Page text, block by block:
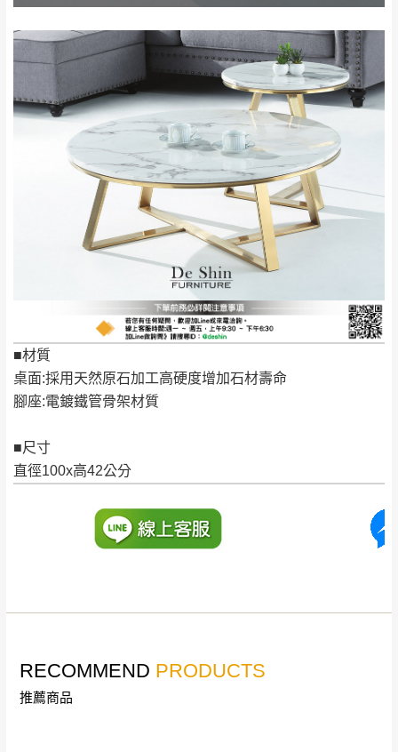
■材質
桌面:採用天然原石加工高硬度增加石材壽命
腳座:電鍍鐵管骨架材質
■尺寸
直徑100x高42公分
運費
$ 9,000以下：
NT$500元
＊A108產品另收運費
基隆山區
$ 9,000以上：免
運費
$ 9,000以下：
NT$500元
＊A108產品另收運費
卓蘭鎮、三灣、通
霄山區、西湖、泰
安鄉、大湖鄉、頭
屋、獅潭鄉
配送天數：5~14天
到貨時間：指定送貨日當天以電話聯絡確認
台北市、新北市地區固定每周(三)、(日)兩天收送貨
暫無配送地區：
（可於LINE線上詢問 →
@dershin
。
因大型傢俱有組裝、配送的問題，並非一般
快速到貨商品，無法指定特定時間送達，司
機當天到貨前皆會再與您通知，讓你不用整
天在家等貨，以節省您的寶貴時間。
由於百貨公司配送較為不易，故暫無法配送
至百貨公司內部。
發票寄送：
若您選擇三聯式或索取兩聯式發票，發票將於商品
完成出貨15個工作天另行寄出，另外約加上2~7個
工作天內送達，如遇國定假日將順延寄送。
退換貨說明：
若收到不良品，請於到貨日起七日內通知本
公司客服人員，我們將為您更換新品，運費
皆由本站負責，所有退回及換貨之商品必須
包裝、廠商紙及所有附隨文件或資料之完整
性)，若未依照上述方式處理，恕無法接受退
貨。
由於透過電腦螢幕選購商品，可能會因個人
丈量，難免會有些許誤差值(約正負0.5CM)
RECOMMEND PRODUCTS
推薦商品